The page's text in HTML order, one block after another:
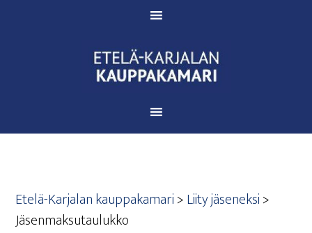
Etelä-Karjalan kauppakamari>Lii­ty jäseneksi>
Jäsen­mak­su­tau­luk­ko